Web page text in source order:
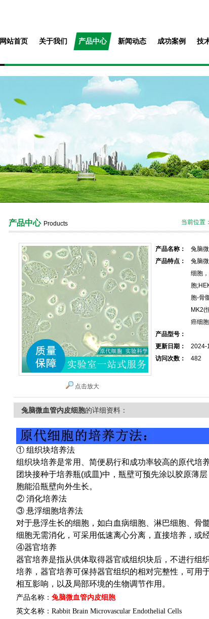
网站首页 关于我们 产品中心 新闻动态 成功案例 技
产品中心 Products 当前位置：
点击放大
产品名称：
兔脑
产品特点：
兔脑
细胞
胞
胞-骨
MK2(
癌细
产品型号：
更新日期：
2024-
访问次数：
482
兔脑微血管内皮细胞的详细资料：
① 组织块培养法
组织块培养是常用、简便易行和成功率较高的原代培
团块接种于培养瓶(或皿)中，瓶壁可预先涂以胶原薄
胞能沿瓶壁向外生长。
② 消化培养法
③ 悬浮细胞培养法
对于悬浮生长的细胞，如白血病细胞、淋巴细胞、骨
细胞无需消化，可采用低速离心分离，直接培养，或
④器官培养
器官培养是指从供体取得器官或组织块后，不进行组
培养，器官培养可保持器官组织的相对完整性，可用
相互影响，以及局部环境的生物调节作用。
产品名称： 兔脑微血管内皮细胞
英文名称： Rabbit Brain Microvascular Endothelial Cells